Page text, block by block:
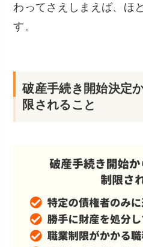
わってさえしまえば、ほ
す。
破産手続き開始決定
限されること